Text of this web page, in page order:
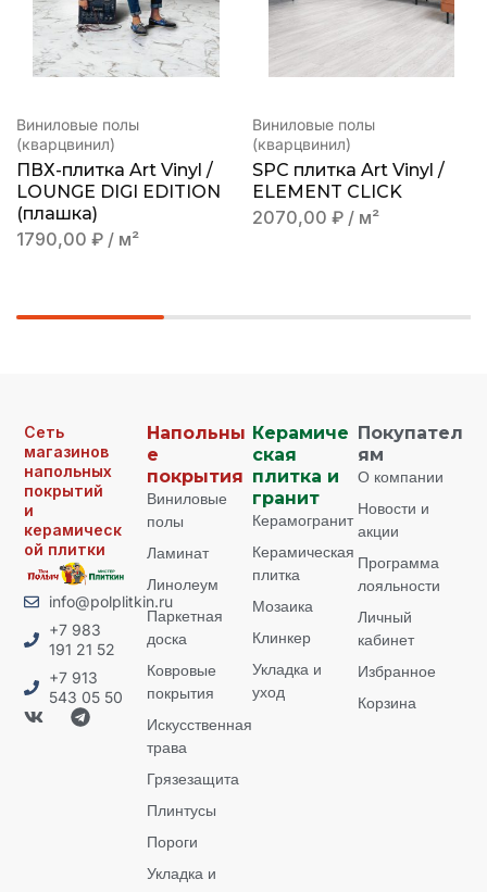
Виниловые полы
(кварцвинил)
ПВХ-плитка Art Vinyl /
LOUNGE DIGI EDITION
(плашка)
1790,00 ₽ / м²
Виниловые полы
(кварцвинил)
SPC плитка Art Vinyl /
ELEMENT CLICK
2070,00 ₽ / м²
Сеть
магазинов
напольных
покрытий
и
керамическ
ой плитки
info@polplitkin.ru
+7 983
191 21 52
+7 913
543 05 50
Напольны
е
покрытия
Виниловые
полы
Ламинат
Линолеум
Паркетная
доска
Ковровые
покрытия
Искусственная
трава
Грязезащита
Плинтусы
Пороги
Укладка и
Керамиче
ская
плитка и
гранит
Керамогранит
Керамическая
плитка
Мозаика
Клинкер
Укладка и
уход
Покупател
ям
О компании
Новости и
акции
Программа
лояльности
Личный
кабинет
Избранное
Корзина